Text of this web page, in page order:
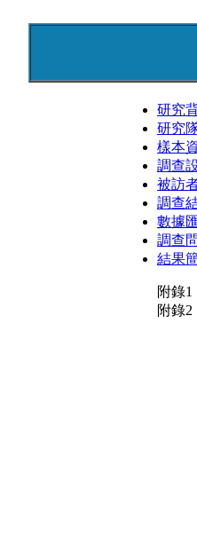
研究
研究
樣本
調查
被訪
調查
數據
調查
結果
附錄1
附錄2